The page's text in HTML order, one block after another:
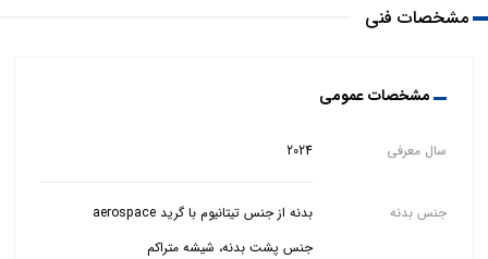
مشخصات فنی
مشخصات عمومی
سال معرفی 2024
جنس بدنه
جنس پشت بدنه، شیشه متراکم